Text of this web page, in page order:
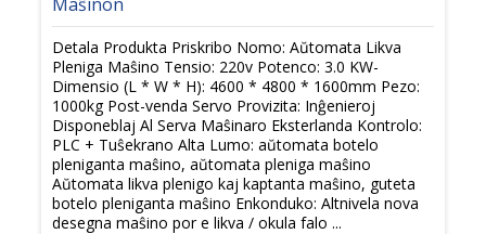
Detala Produkta Priskribo Nomo: Aŭtomata Likva
Pleniga Maŝino Tensio: 220v Potenco: 3.0 KW-
Dimensio (L * W * H): 4600 * 4800 * 1600mm Pezo:
1000kg Post-venda Servo Provizita: Inĝenieroj
Disponeblaj Al Serva Maŝinaro Eksterlanda Kontrolo:
PLC + Tuŝekrano Alta Lumo: aŭtomata botelo
pleniganta maŝino, aŭtomata pleniga maŝino
Aŭtomata likva plenigo kaj kaptanta maŝino, guteta
botelo pleniganta maŝino Enkonduko: Altnivela nova
desegna maŝino por e likva / okula falo ...